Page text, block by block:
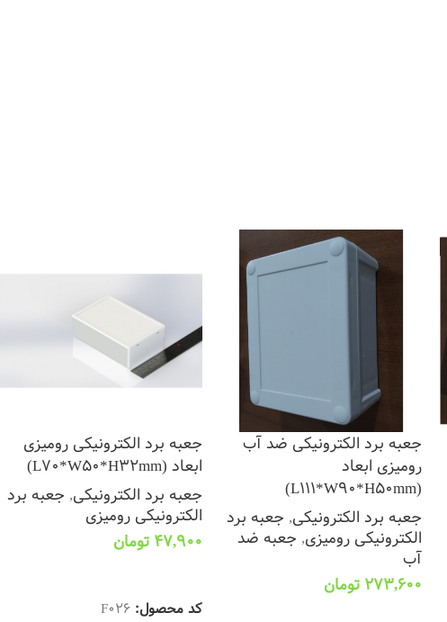
جعبه برد الکترونیکی ضد آب
رومیزی ابعاد
(L111*W90*H50mm)
جعبه برد الکترونیکی, جعبه برد
الکترونیکی رومیزی, جعبه ضد
آب
273,600 تومان
جعبه برد الکترونیکی رومیزی
ابعاد (L70*W50*H32mm)
جعبه برد الکترونیکی, جعبه برد
الکترونیکی رومیزی
47,900 تومان
کد محصول:F026